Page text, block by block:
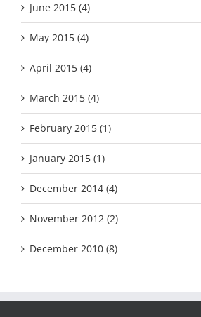
June 2015 (4)
May 2015 (4)
April 2015 (4)
March 2015 (4)
February 2015 (1)
January 2015 (1)
December 2014 (4)
November 2012 (2)
December 2010 (8)